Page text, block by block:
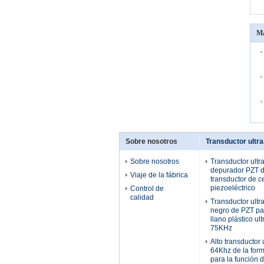
Sobre nosotros
Sobre nosotros
Viaje de la fábrica
Control de
calidad
Transductor
Transductor
depurador PZT
transductor de
piezoeléctrico
Transductor
negro de PZT
llano plástico
75KHz
Alto transductor
64Khz de la
para la función